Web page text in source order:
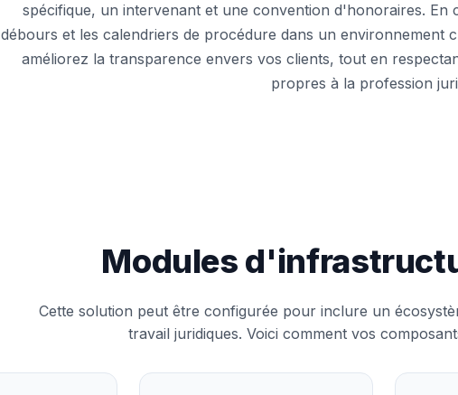
spécifique, un intervenant et une convention d'honoraires. En
débours et les calendriers de procédure dans un environnement
améliorez la transparence envers vos clients, tout en
propres à la profession
Modules
Cette solution peut être configurée pour inclure un
travail juridiques. Voici comment vos